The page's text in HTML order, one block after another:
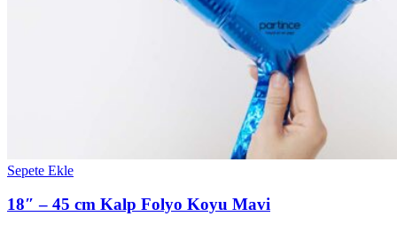
Sepete Ekle
18″ – 45 cm Kalp Folyo Koyu Mavi